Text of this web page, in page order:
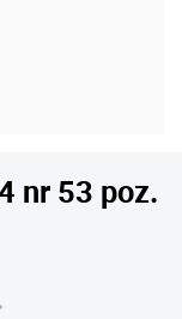
nr 53 poz.